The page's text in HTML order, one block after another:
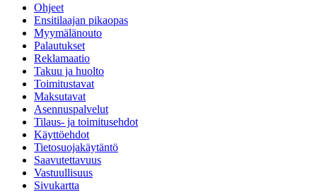
Ohjeet
Ensitilaajan pikaopas
Myymälänouto
Palautukset
Reklamaatio
Takuu ja huolto
Toimitustavat
Maksutavat
Asennuspalvelut
Tilaus- ja toimitusehdot
Käyttöehdot
Tietosuojakäytäntö
Saavutettavuus
Vastuullisuus
Sivukartta